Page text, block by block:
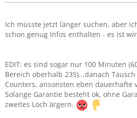
Ich müsste jetzt länger suchen, aber
schon genug Infos enthalten - es ist
EDIT: es sind sogar nur 100 Minuten
Bereich oberhalb 235)...danach
Counters, ansonsten eben dauerhafte
Solange Garantie besteht ok, ohne
zweites Loch ärgern.